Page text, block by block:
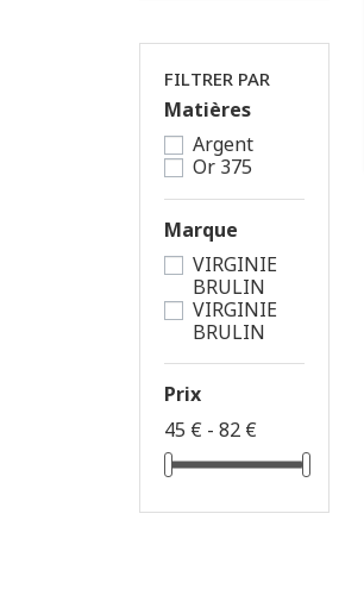
FILTRER PAR
Matières
Argent
Or 375
Marque
VIRGINIE
BRULIN
VIRGINIE
BRULIN
Prix
45 € - 82 €